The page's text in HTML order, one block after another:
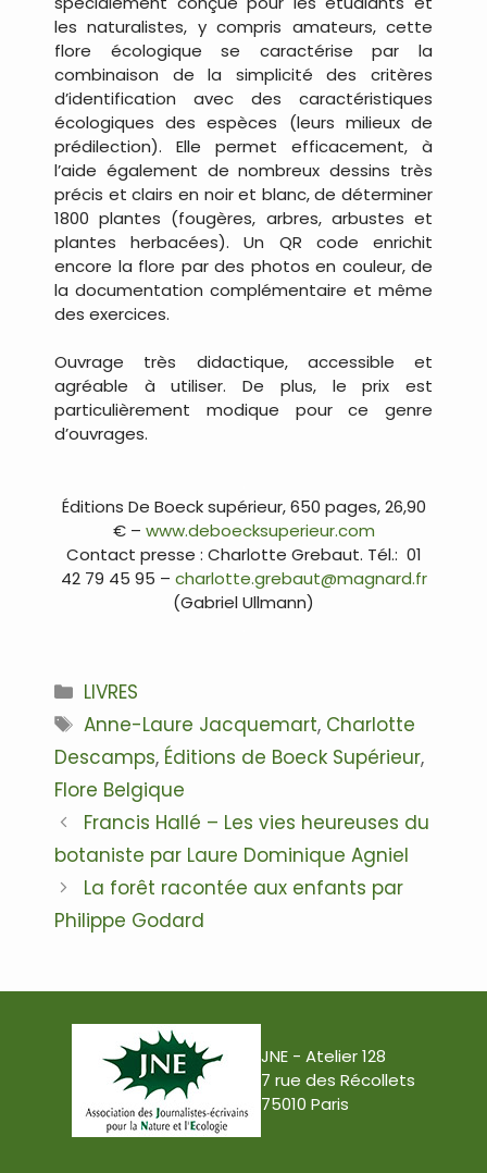
les naturalistes, y compris amateurs, cette
flore écologique se caractérise par la
combinaison de la simplicité des critères
d’identification avec des caractéristiques
écologiques des espèces (leurs milieux de
prédilection). Elle permet efficacement, à
l’aide également de nombreux dessins très
précis et clairs en noir et blanc, de déterminer
1800 plantes (fougères, arbres, arbustes et
plantes herbacées). Un QR code enrichit
encore la flore par des photos en couleur, de
la documentation complémentaire et même
des exercices.
Ouvrage très didactique, accessible et
agréable à utiliser. De plus, le prix est
particulièrement modique pour ce genre
d’ouvrages.
Éditions De Boeck supérieur, 650 pages, 26,90
€ – www.deboecksuperieur.com
Contact presse : Charlotte Grebaut. Tél.: 01
42 79 45 95 – charlotte.grebaut@magnard.fr
(Gabriel Ullmann)
Catégories
LIVRES
Étiquettes
Anne-Laure Jacquemart, Charlotte
Descamps, Éditions de Boeck Supérieur,
Flore Belgique
Navigation
des
Francis Hallé – Les vies heureuses du
botaniste par Laure Dominique Agniel
La forêt racontée aux enfants par
Philippe Godard
JNE - Atelier 128
7 rue des Récollets
75010 Paris